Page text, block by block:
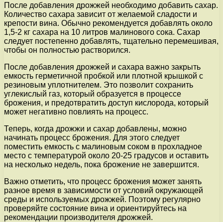
После добавления дрожжей необходимо добавить сахар.
Количество сахара зависит от желаемой сладости и
крепости вина. Обычно рекомендуется добавлять около
1,5-2 кг сахара на 10 литров малинового сока. Сахар
следует постепенно добавлять, тщательно перемешивая,
чтобы он полностью растворился.
После добавления дрожжей и сахара важно закрыть
емкость герметичной пробкой или плотной крышкой с
резиновым уплотнителем. Это позволит сохранить
углекислый газ, который образуется в процессе
брожения, и предотвратить доступ кислорода, который
может негативно повлиять на процесс.
Теперь, когда дрожжи и сахар добавлены, можно
начинать процесс брожения. Для этого следует
поместить емкость с малиновым соком в прохладное
место с температурой около 20-25 градусов и оставить
на несколько недель, пока брожение не завершится.
Важно отметить, что процесс брожения может занять
разное время в зависимости от условий окружающей
среды и используемых дрожжей. Поэтому регулярно
проверяйте состояние вина и ориентируйтесь на
рекомендации производителя дрожжей.